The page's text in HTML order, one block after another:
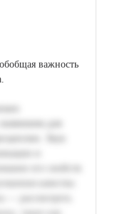
важность